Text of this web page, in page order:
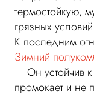
термостойкую,
грязных
К последним
Зимний
— Он устойчив
промокает и не